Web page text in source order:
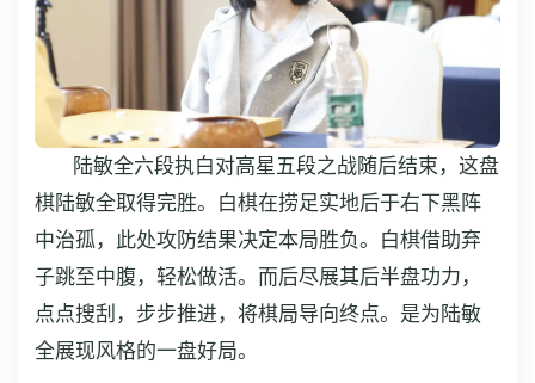
陆敏全六段执白对高星五段之战随后结束，这盘
棋陆敏全取得完胜。白棋在捞足实地后于右下黑阵
中治孤，此处攻防结果决定本局胜负。白棋借助弃
子跳至中腹，轻松做活。而后尽展其后半盘功力，
点点搜刮，步步推进，将棋局导向终点。是为陆敏
全展现风格的一盘好局。